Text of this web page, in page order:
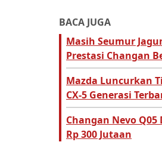
BACA JUGA
Masih Seumur
Prestasi Changan
Mazda Luncurkan
CX-5 Generasi
Changan Nevo
Rp 300 Jutaan